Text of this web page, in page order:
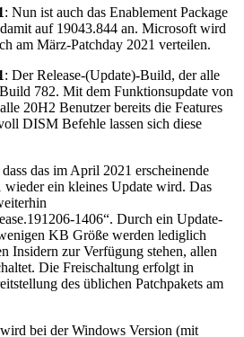
: Nun ist auch das Enablement Package
auf 19043.844 an. Microsoft wird
am März-Patchday 2021 verteilen.
: Der Release-(Update)-Build, der alle
782. Mit dem Funktionsupdate von
20H2 Benutzer bereits die Features
DISM Befehle lassen sich diese
das im April 2021 erscheinende
ein kleines Update wird. Das
1406“. Durch ein Update-
KB Größe werden lediglich
Insidern zur Verfügung stehen, allen
Die Freischaltung erfolgt in
des üblichen Patchpakets am
bei der Windows Version (mit